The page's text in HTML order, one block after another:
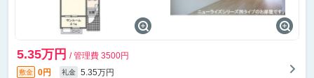
5.35万円 / 管理費 3500円
敷金 0円 礼金
5.35万円